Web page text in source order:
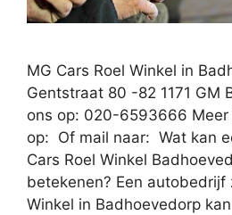
MG Cars Roel Winkel in
Gentstraat 80 -82 1171 GM
ons op: 020-6593666
op: Of mail naar: Wat kan
Cars Roel Winkel
betekenen? Een autobedrijf
Winkel in Badhoevedorp